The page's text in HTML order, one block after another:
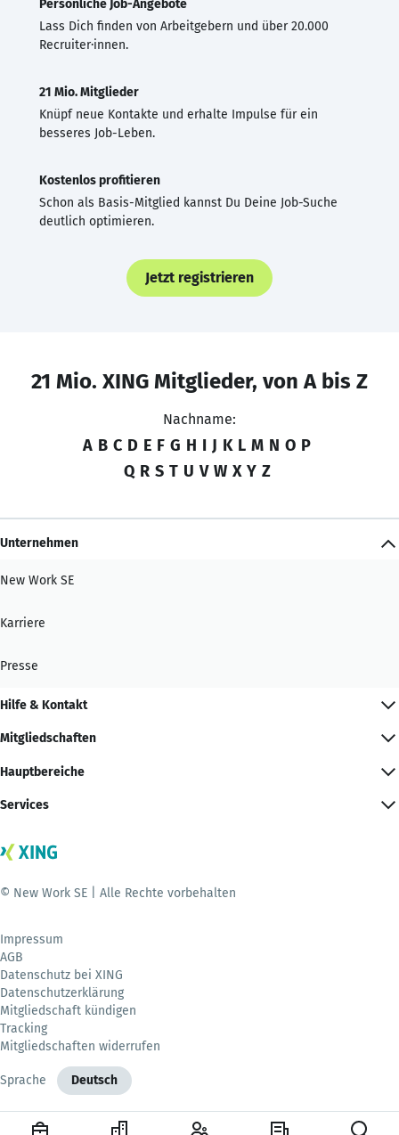
Persönliche Job-Angebote
Lass Dich finden von Arbeitgebern und über 20.000
Recruiter·innen.
21 Mio. Mitglieder
Knüpf neue Kontakte und erhalte Impulse für ein
besseres Job-Leben.
Kostenlos profitieren
Schon als Basis-Mitglied kannst Du Deine Job-Suche
deutlich optimieren.
Jetzt registrieren
21 Mio. XING Mitglieder, von A bis Z
Nachname:
A B C D E F G H I J K L M N O P
Q R S T U V W X Y Z
Unternehmen
New Work SE
Karriere
Presse
Hilfe & Kontakt
Mitgliedschaften
Hauptbereiche
Services
© New Work SE | Alle Rechte vorbehalten
Impressum
AGB
Datenschutz bei XING
Datenschutzerklärung
Mitgliedschaft kündigen
Tracking
Mitgliedschaften widerrufen
Sprache Deutsch